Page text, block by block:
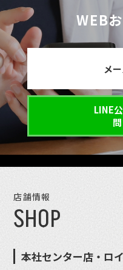
WEB
メ
LINE
店舗情報
SHOP
本社センター店・ロ